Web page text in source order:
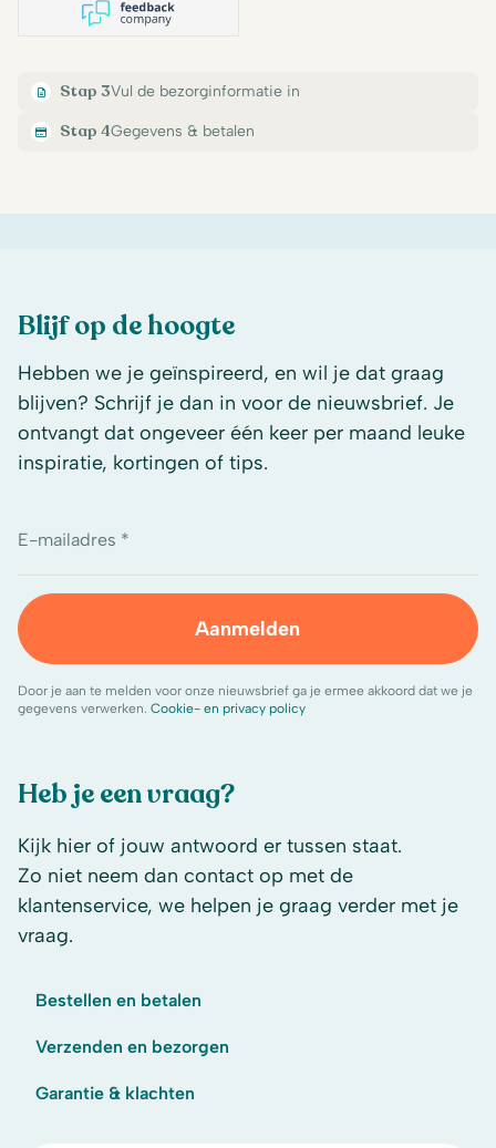
Stap 3Vul de bezorginformatie in
Stap 4Gegevens & betalen
Heb je een vraag?
Kijk hier of jouw antwoord er tussen staat.
Zo niet neem dan contact op met de
klantenservice, we helpen je graag verder met je
vraag.
Bestellen en betalen
Verzenden en bezorgen
Garantie & klachten
Blijf op de hoogte
Hebben we je geïnspireerd, en wil je dat graag
blijven? Schrijf je dan in voor de nieuwsbrief. Je
ontvangt dat ongeveer één keer per maand leuke
inspiratie, kortingen of tips.
E-mailadres *
Aanmelden
Door je aan te melden voor onze nieuwsbrief ga je ermee akkoord dat we je
gegevens verwerken. Cookie- en privacy policy